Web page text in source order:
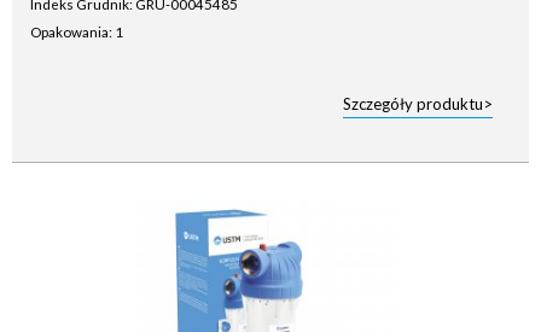
Indeks Grudnik: GRU-00045485
Opakowania: 1
Szczegóły produktu>